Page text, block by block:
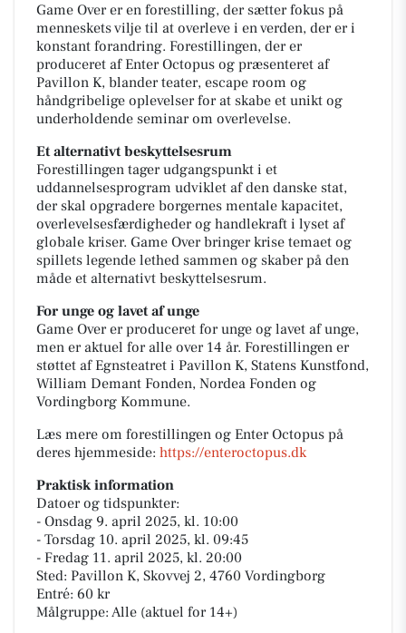
Game Over er en forestilling, der sætter fokus på
menneskets vilje til at overleve i en verden, der er i
konstant forandring. Forestillingen, der er
produceret af Enter Octopus og præsenteret af
Pavillon K, blander teater, escape room og
håndgribelige oplevelser for at skabe et unikt og
underholdende seminar om overlevelse.
Et alternativt beskyttelsesrum
Forestillingen tager udgangspunkt i et
uddannelsesprogram udviklet af den danske stat,
der skal opgradere borgernes mentale kapacitet,
overlevelsesfærdigheder og handlekraft i lyset af
globale kriser. Game Over bringer krise temaet og
spillets legende lethed sammen og skaber på den
måde et alternativt beskyttelsesrum.
For unge og lavet af unge
Game Over er produceret for unge og lavet af unge,
men er aktuel for alle over 14 år. Forestillingen er
støttet af Egnsteatret i Pavillon K, Statens Kunstfond,
William Demant Fonden, Nordea Fonden og
Vordingborg Kommune.
Læs mere om forestillingen og Enter Octopus på
deres hjemmeside: https://enteroctopus.dk
Praktisk information
Datoer og tidspunkter:
- Onsdag 9. april 2025, kl. 10:00
- Torsdag 10. april 2025, kl. 09:45
- Fredag 11. april 2025, kl. 20:00
Sted: Pavillon K, Skovvej 2, 4760 Vordingborg
Entré: 60 kr
Målgruppe: Alle (aktuel for 14+)